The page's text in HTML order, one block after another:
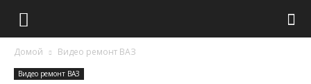
Домой Видео ремонт ВАЗ
Видео ремонт ВАЗ